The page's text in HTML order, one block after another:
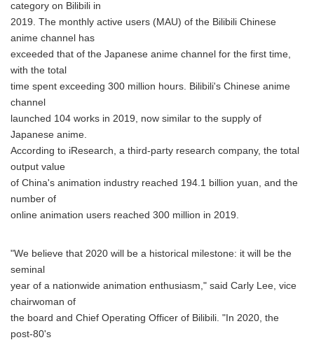
category on Bilibili in
2019. The monthly active users (MAU) of the Bilibili Chinese
anime channel has
exceeded that of the Japanese anime channel for the first time,
with the total
time spent exceeding 300 million hours. Bilibili's Chinese anime
channel
launched 104 works in 2019, now similar to the supply of
Japanese anime.
According to iResearch, a third-party research company, the total
output value
of China's animation industry reached 194.1 billion yuan, and the
number of
online animation users reached 300 million in 2019.
"We believe that 2020 will be a historical milestone: it will be the
seminal
year of a nationwide animation enthusiasm," said Carly Lee, vice
chairwoman of
the board and Chief Operating Officer of Bilibili. "In 2020, the
post-80's